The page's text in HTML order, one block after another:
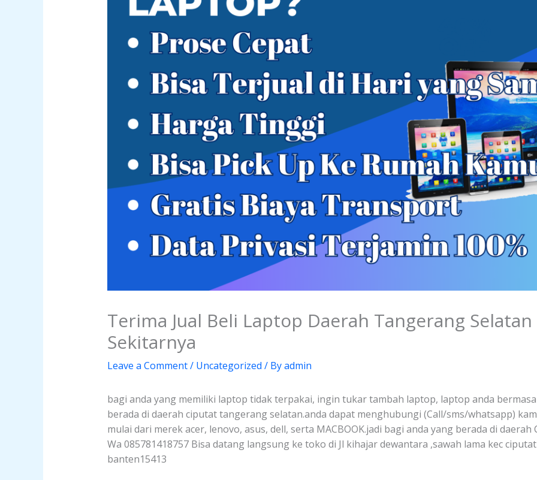
Terima Jual Beli Laptop Daerah Tangerang
Sekitarnya
Leave a Comment/ Uncategorized / Byadmin
bagi anda yang memiliki laptop tidak terpakai, ingin tukar tambah laptop, laptop anda
berada di daerah ciputat tangerang selatan.anda dapat menghubungi (Call/sms/whatsapp)
mulai dari merek acer, lenovo, asus, dell, serta MACBOOK.jadi bagi anda yang berada di
Wa 085781418757 Bisa datang langsung ke toko di Jl kihajar dewantara ,sawah lama kec
banten15413